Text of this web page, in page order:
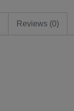
Reviews (0)